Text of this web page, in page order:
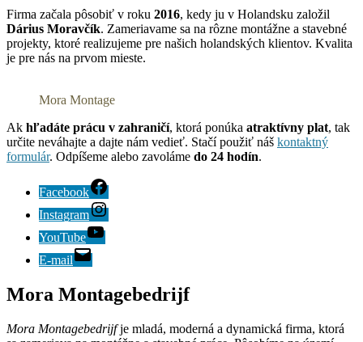
Firma začala pôsobiť v roku 2016, kedy ju v Holandsku založil
Dárius Moravčík. Zameriavame sa na rôzne montážne a stavebné
projekty, ktoré realizujeme pre našich holandských klientov. Kvalita
je pre nás na prvom mieste.
Mora Montage
Ak hľadáte prácu v zahraničí, ktorá ponúka atraktívny plat, tak
určite neváhajte a dajte nám vedieť. Stačí použiť náš kontaktný
formulár. Odpíšeme alebo zavoláme do 24 hodín.
Facebook
Instagram
YouTube
E-mail
Mora Montagebedrijf
Mora Montagebedrijfje mladá, moderná a dynamická firma, ktorá